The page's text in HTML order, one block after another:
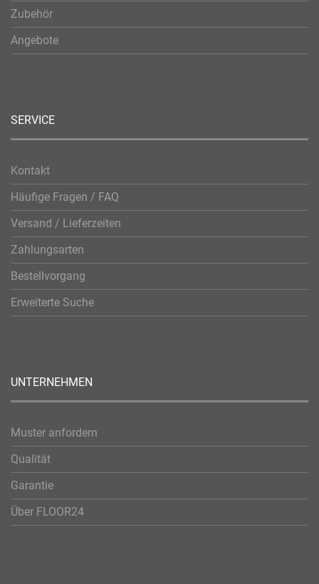
Zubehör
Angebote
SERVICE
Kontakt
Häufige Fragen / FAQ
Versand / Lieferzeiten
Zahlungsarten
Bestellvorgang
Erweiterte Suche
UNTERNEHMEN
Muster anfordern
Qualität
Garantie
Über FLOOR24